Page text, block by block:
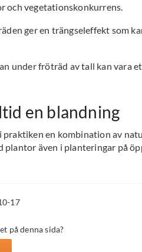
och vegetationskonkurrens.
ger en trängseleffekt som
under fröträd av tall kan vara
en blandning
praktiken en kombination av
plantor även i planteringar på
17
på denna sida?